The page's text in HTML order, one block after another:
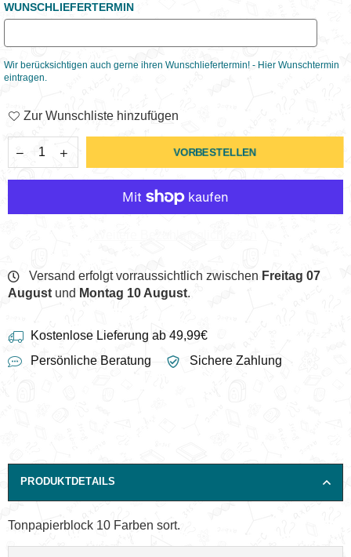
WUNSCHLIEFERTERMIN
Wir berücksichtigen auch gerne ihren Wunschliefertermin! - Hier Wunschtermin
eintragen.
Zur Wunschliste hinzufügen
VORBESTELLEN
Versand erfolgt vorraussichtlich zwischen Freitag 07
August und Montag 10 August.
Kostenlose Lieferung ab 49,99€
Persönliche Beratung
Sichere Zahlung
PRODUKTDETAILS
Tonpapierblock 10 Farben sort.